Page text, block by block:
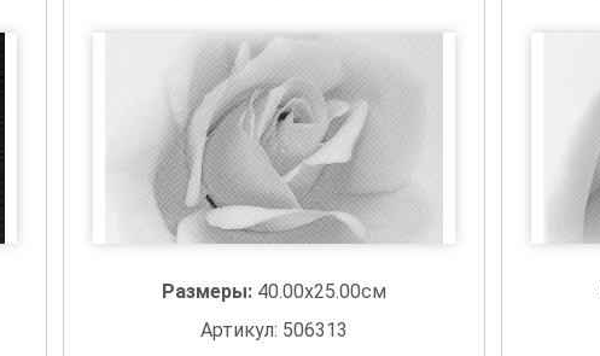
Размеры: 40.00x25.00см
Артикул: 506313